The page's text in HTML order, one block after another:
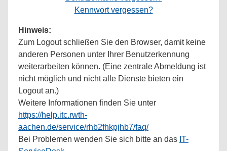
Kennwort vergessen?
Hinweis:
Zum Logout schließen Sie den Browser, damit keine
anderen Personen unter Ihrer Benutzerkennung
weiterarbeiten können. (Eine zentrale Abmeldung ist
nicht möglich und nicht alle Dienste bieten ein
Logout an.)
Weitere Informationen finden Sie unter
https://help.itc.rwth-
aachen.de/service/rhb2fhkpjhb7/faq/
Bei Problemen wenden Sie sich bitte an das IT-